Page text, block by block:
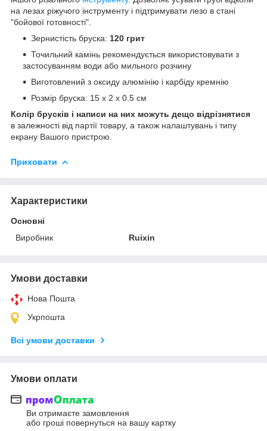
на лезах ріжучого інструменту і підтримувати лезо в стані
"бойової готовності".
Зернистість бруска: 120 грит
Точильний камінь рекомендується використовувати з
застосуванням води або мильного розчину
Виготовлений з оксиду алюмінію і карбіду кремнію
Розмір бруска: 15 x 2 x 0.5 см
Колір брусків і написи на них можуть дещо відрізнятися
в залежності від партії товару, а також налаштувань і типу
екрану Вашого пристрою.
Приховати
Характеристики
Основні
Виробник
Ruixin
Умови доставки
Нова Пошта
Укрпошта
Всі умови доставки
Умови оплати
Ви отримаєте замовлення
або гроші повернуться на вашу картку